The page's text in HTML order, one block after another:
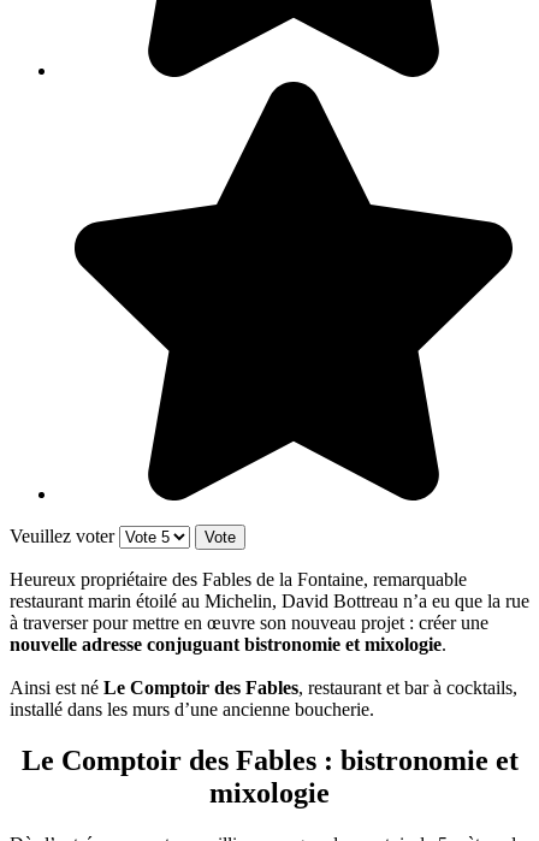
Veuillez voter
Heureux propriétaire des Fables de la Fontaine, remarquable
restaurant marin étoilé au Michelin, David Bottreau n’a eu que la rue
à traverser pour mettre en œuvre son nouveau projet : créer une
nouvelle adresse conjuguant bistronomie et mixologie.
Ainsi est né Le Comptoir des Fables, restaurant et bar à cocktails,
installé dans les murs d’une ancienne boucherie.
Le Comptoir des Fables : bistronomie et
mixologie